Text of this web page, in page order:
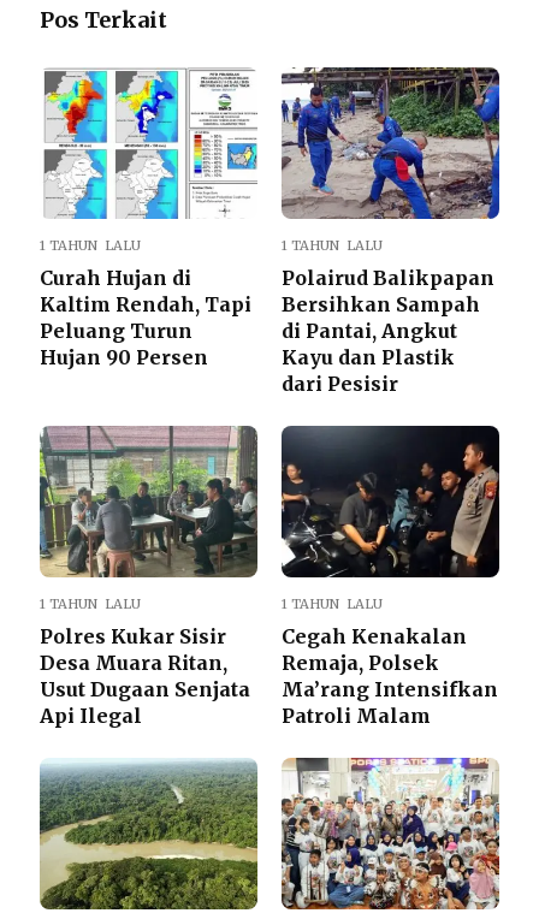
Pos Terkait
1 TAHUN LALU
Curah Hujan di
Kaltim Rendah, Tapi
Peluang Turun
Hujan 90 Persen
1 TAHUN LALU
Polairud Balikpapan
Bersihkan Sampah
di Pantai, Angkut
Kayu dan Plastik
dari Pesisir
1 TAHUN LALU
Polres Kukar Sisir
Desa Muara Ritan,
Usut Dugaan Senjata
Api Ilegal
1 TAHUN LALU
Cegah Kenakalan
Remaja, Polsek
Ma’rang Intensifkan
Patroli Malam